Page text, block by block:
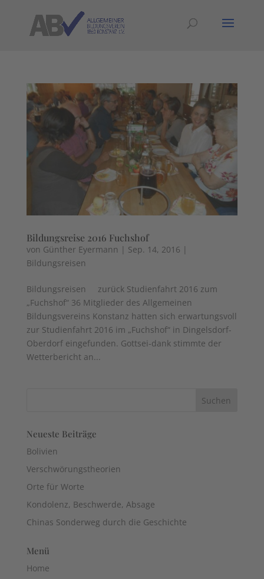
Bildungsreise 2016 Fuchshof
von Günther Eyermann | Sep. 14, 2016 |
Bildungsreisen
Bildungsreisen zurück Studienfahrt 2016 zum
„Fuchshof“ 36 Mitglieder des Allgemeinen
Bildungsvereins Konstanz hatten sich erwartungsvoll
zur Studienfahrt 2016 im „Fuchshof“ in Dingelsdorf-
Oberdorf eingefunden. Gottsei-dank stimmte der
Wetterbericht an...
Neueste Beiträge
Bolivien
Verschwörungstheorien
Orte für Worte
Kondolenz, Beschwerde, Absage
Chinas Sonderweg durch die Geschichte
Menü
Home